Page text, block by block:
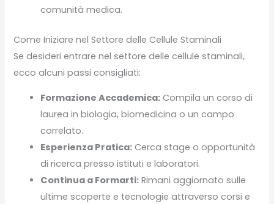
comunità medica.
Come Iniziare nel Settore delle Cellule Staminali
Se desideri entrare nel settore delle cellule staminali,
ecco alcuni passi consigliati:
Formazione Accademica: Compila un corso di
laurea in biologia, biomedicina o un campo
correlato.
Esperienza Pratica: Cerca stage o opportunità
di ricerca presso istituti e laboratori.
Continua a Formarti: Rimani aggiornato sulle
ultime scoperte e tecnologie attraverso corsi e